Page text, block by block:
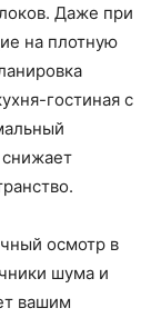
Даже при
на плотную
гостиная с
осмотр в
шума и
вашим